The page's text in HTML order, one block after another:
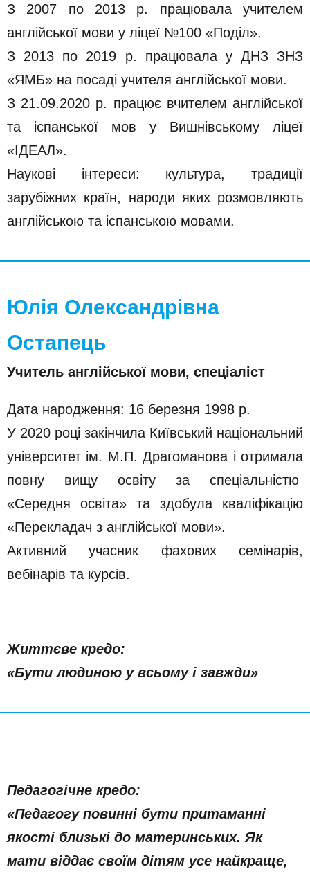
З 2007 по 2013 р. працювала учителем
англійської мови у ліцеї №100 «Поділ».
З 2013 по 2019 р. працювала у ДНЗ ЗНЗ
«ЯМБ» на посаді учителя англійської мови.
З 21.09.2020 р. працює вчителем англійської
та іспанської мов у Вишнівському ліцеї
«ІДЕАЛ».
Наукові інтереси: культура, традиції
зарубіжних країн, народи яких розмовляють
англійською та іспанською мовами.
Юлія Олександрівна
Остапець
Учитель англійської мови, спеціаліст
Дата народження: 16 березня 1998 р.
У 2020 році закінчила Київський національний
університет ім. М.П. Драгоманова і отримала
повну вищу освіту за спеціальністю
«Середня освіта» та здобула кваліфікацію
«Перекладач з англійської мови».
Активний учасник фахових семінарів,
вебінарів та курсів.
Життєве кредо:
«Бути людиною у всьому і завжди»
Педагогічне кредо:
«Педагогу повинні бути притаманні
якості близькі до материнських. Як
мати віддає своїм дітям усе найкраще,